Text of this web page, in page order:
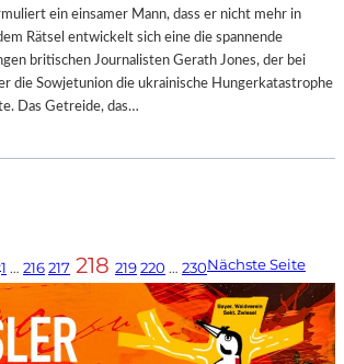
ein einsamer Mann, dass er nicht mehr in
Rätsel entwickelt sich eine die spannende
britischen Journalisten Gerath Jones, der bei
die Sowjetunion die ukrainische Hungerkatastrophe
Das Getreide, das…
1 … 216217 218 219220 … 230Nächste Seite